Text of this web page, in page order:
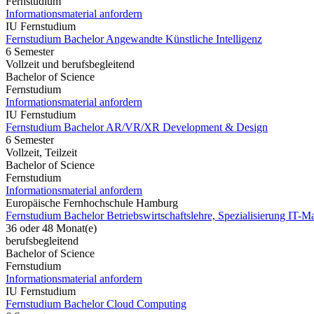
Informationsmaterial anfordern
IU Fernstudium
Fernstudium Bachelor Angewandte Künstliche Intelligenz
6 Semester
Vollzeit und berufsbegleitend
Bachelor of Science
Fernstudium
Informationsmaterial anfordern
IU Fernstudium
Fernstudium Bachelor AR/VR/XR Development & Design
6 Semester
Vollzeit, Teilzeit
Bachelor of Science
Fernstudium
Informationsmaterial anfordern
Europäische Fernhochschule Hamburg
Fernstudium Bachelor Betriebswirtschaftslehre, Spezialisierung IT-
36 oder 48 Monat(e)
berufsbegleitend
Bachelor of Science
Fernstudium
Informationsmaterial anfordern
IU Fernstudium
Fernstudium Bachelor Cloud Computing